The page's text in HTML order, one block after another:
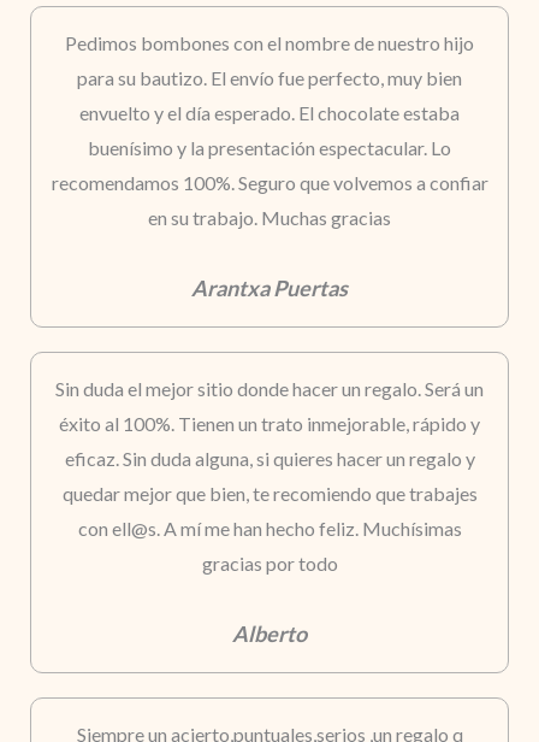
Pedimos bombones con el nombre de nuestro hijo
para su bautizo. El envío fue perfecto, muy bien
envuelto y el día esperado. El chocolate estaba
buenísimo y la presentación espectacular. Lo
recomendamos 100%. Seguro que volvemos a confiar
en su trabajo. Muchas gracias
Arantxa Puertas
Sin duda el mejor sitio donde hacer un regalo. Será un
éxito al 100%. Tienen un trato inmejorable, rápido y
eficaz. Sin duda alguna, si quieres hacer un regalo y
quedar mejor que bien, te recomiendo que trabajes
con ell@s. A mí me han hecho feliz. Muchísimas
gracias por todo
Alberto
Siempre un acierto,puntuales,serios ,un regalo q